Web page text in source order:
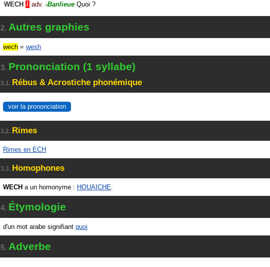
WECH / adv. #Banlieue Quoi ?
2. Autres graphies
wech = wesh
3. Prononciation (1 syllabe)
3.1. Rébus & Acrostiche phonémique
voir la prononciation
3.2. Rimes
Rimes en ECH
3.3. Homophones
WECH a un homonyme : HOUAICHE.
4. Étymologie
d'un mot arabe signifiant quoi
5. Adverbe